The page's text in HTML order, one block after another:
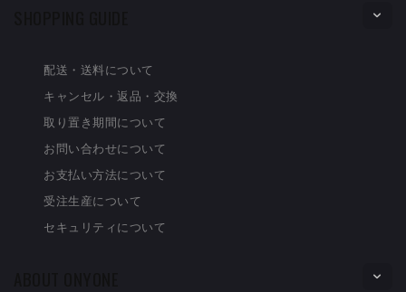
配送・送料について
キャンセル・返品・交換
取り置き期間について
お問い合わせについて
お支払い方法について
受注生産について
セキュリティについて